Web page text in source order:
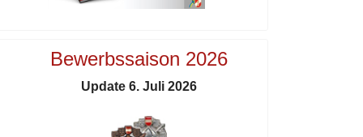
Bewerbssaison 2026
Update 6. Juli 2026